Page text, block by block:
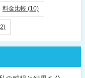
料金比較 (10)